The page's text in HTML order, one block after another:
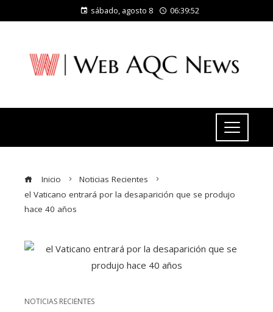
sábado, agosto 8 06:39:53
Inicio
Noticias Recientes
el Vaticano entrará por la desaparición que se produjo
hace 40 años
NOTICIAS RECIENTES